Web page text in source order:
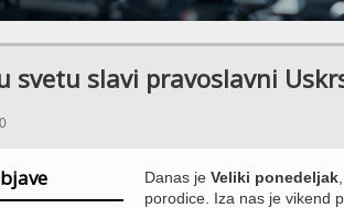
svetu slavi pravoslavni
Danas je Veliki ponedeljak
porodice. Iza nas je vikend